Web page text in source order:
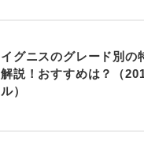
イグニスのグレード別の
解説！おすすめは？（
ル）